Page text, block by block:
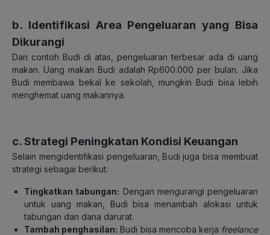
b. Identifikasi Area Pengeluaran yang Bisa
Dikurangi
Dari contoh Budi di atas, pengeluaran terbesar ada di uang
makan. Uang makan Budi adalah Rp600.000 per bulan. Jika
Budi membawa bekal ke sekolah, mungkin Budi bisa lebih
menghemat uang makannya.
c. Strategi Peningkatan Kondisi Keuangan
Selain mengidentifikasi pengeluaran, Budi juga bisa membuat
strategi sebagai berikut:
Tingkatkan tabungan: Dengan mengurangi pengeluaran
untuk uang makan, Budi bisa menambah alokasi untuk
tabungan dan dana darurat.
Tambah penghasilan: Budi bisa mencoba kerja freelance